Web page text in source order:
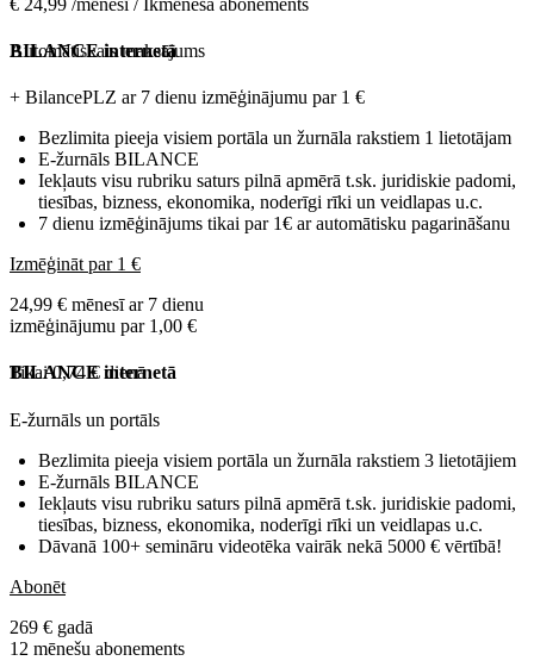
Automātiskais maksājums
BILANCE internetā
+ BilancePLZ ar 7 dienu izmēģinājumu par 1 €
Bezlimita pieeja visiem portāla un žurnāla rakstiem 1 lietotājam
E-žurnāls BILANCE
Iekļauts visu rubriku saturs pilnā apmērā t.sk. juridiskie padomi,
tiesības, bizness, ekonomika, noderīgi rīki un veidlapas u.c.
7 dienu izmēģinājums tikai par 1€ ar automātisku pagarināšanu
Izmēģināt par 1 €
24,99 € mēnesī ar 7 dienu
izmēģinājumu par 1,00 €
Tikai 0,74 € dienā
BILANCE internetā
E-žurnāls un portāls
Bezlimita pieeja visiem portāla un žurnāla rakstiem 3 lietotājiem
E-žurnāls BILANCE
Iekļauts visu rubriku saturs pilnā apmērā t.sk. juridiskie padomi,
tiesības, bizness, ekonomika, noderīgi rīki un veidlapas u.c.
Dāvanā 100+ semināru videotēka vairāk nekā 5000 € vērtībā!
Abonēt
269 € gadā
12 mēnešu abonements